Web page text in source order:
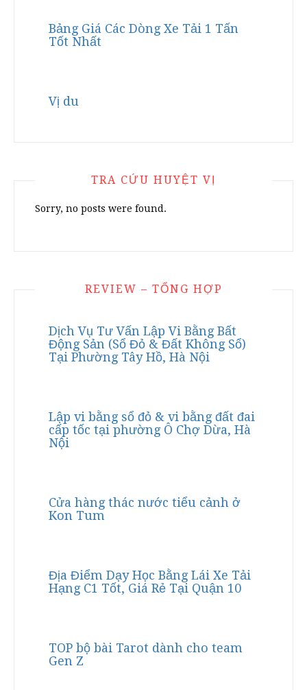
Bảng Giá Các Dòng Xe Tải 1 Tấn
Tốt Nhất
Vị du
TRA CỨU HUYỆT VỊ
Sorry, no posts were found.
REVIEW – TỔNG HỢP
Dịch Vụ Tư Vấn Lập Vi Bằng Bất
Động Sản (Sổ Đỏ & Đất Không Sổ)
Tại Phường Tây Hồ, Hà Nội
Lập vi bằng sổ đỏ & vi bằng đất đai
cấp tốc tại phường Ô Chợ Dừa, Hà
Nội
Cửa hàng thác nước tiểu cảnh ở
Kon Tum
Địa Điểm Dạy Học Bằng Lái Xe Tải
Hạng C1 Tốt, Giá Rẻ Tại Quận 10
TOP bộ bài Tarot dành cho team
Gen Z